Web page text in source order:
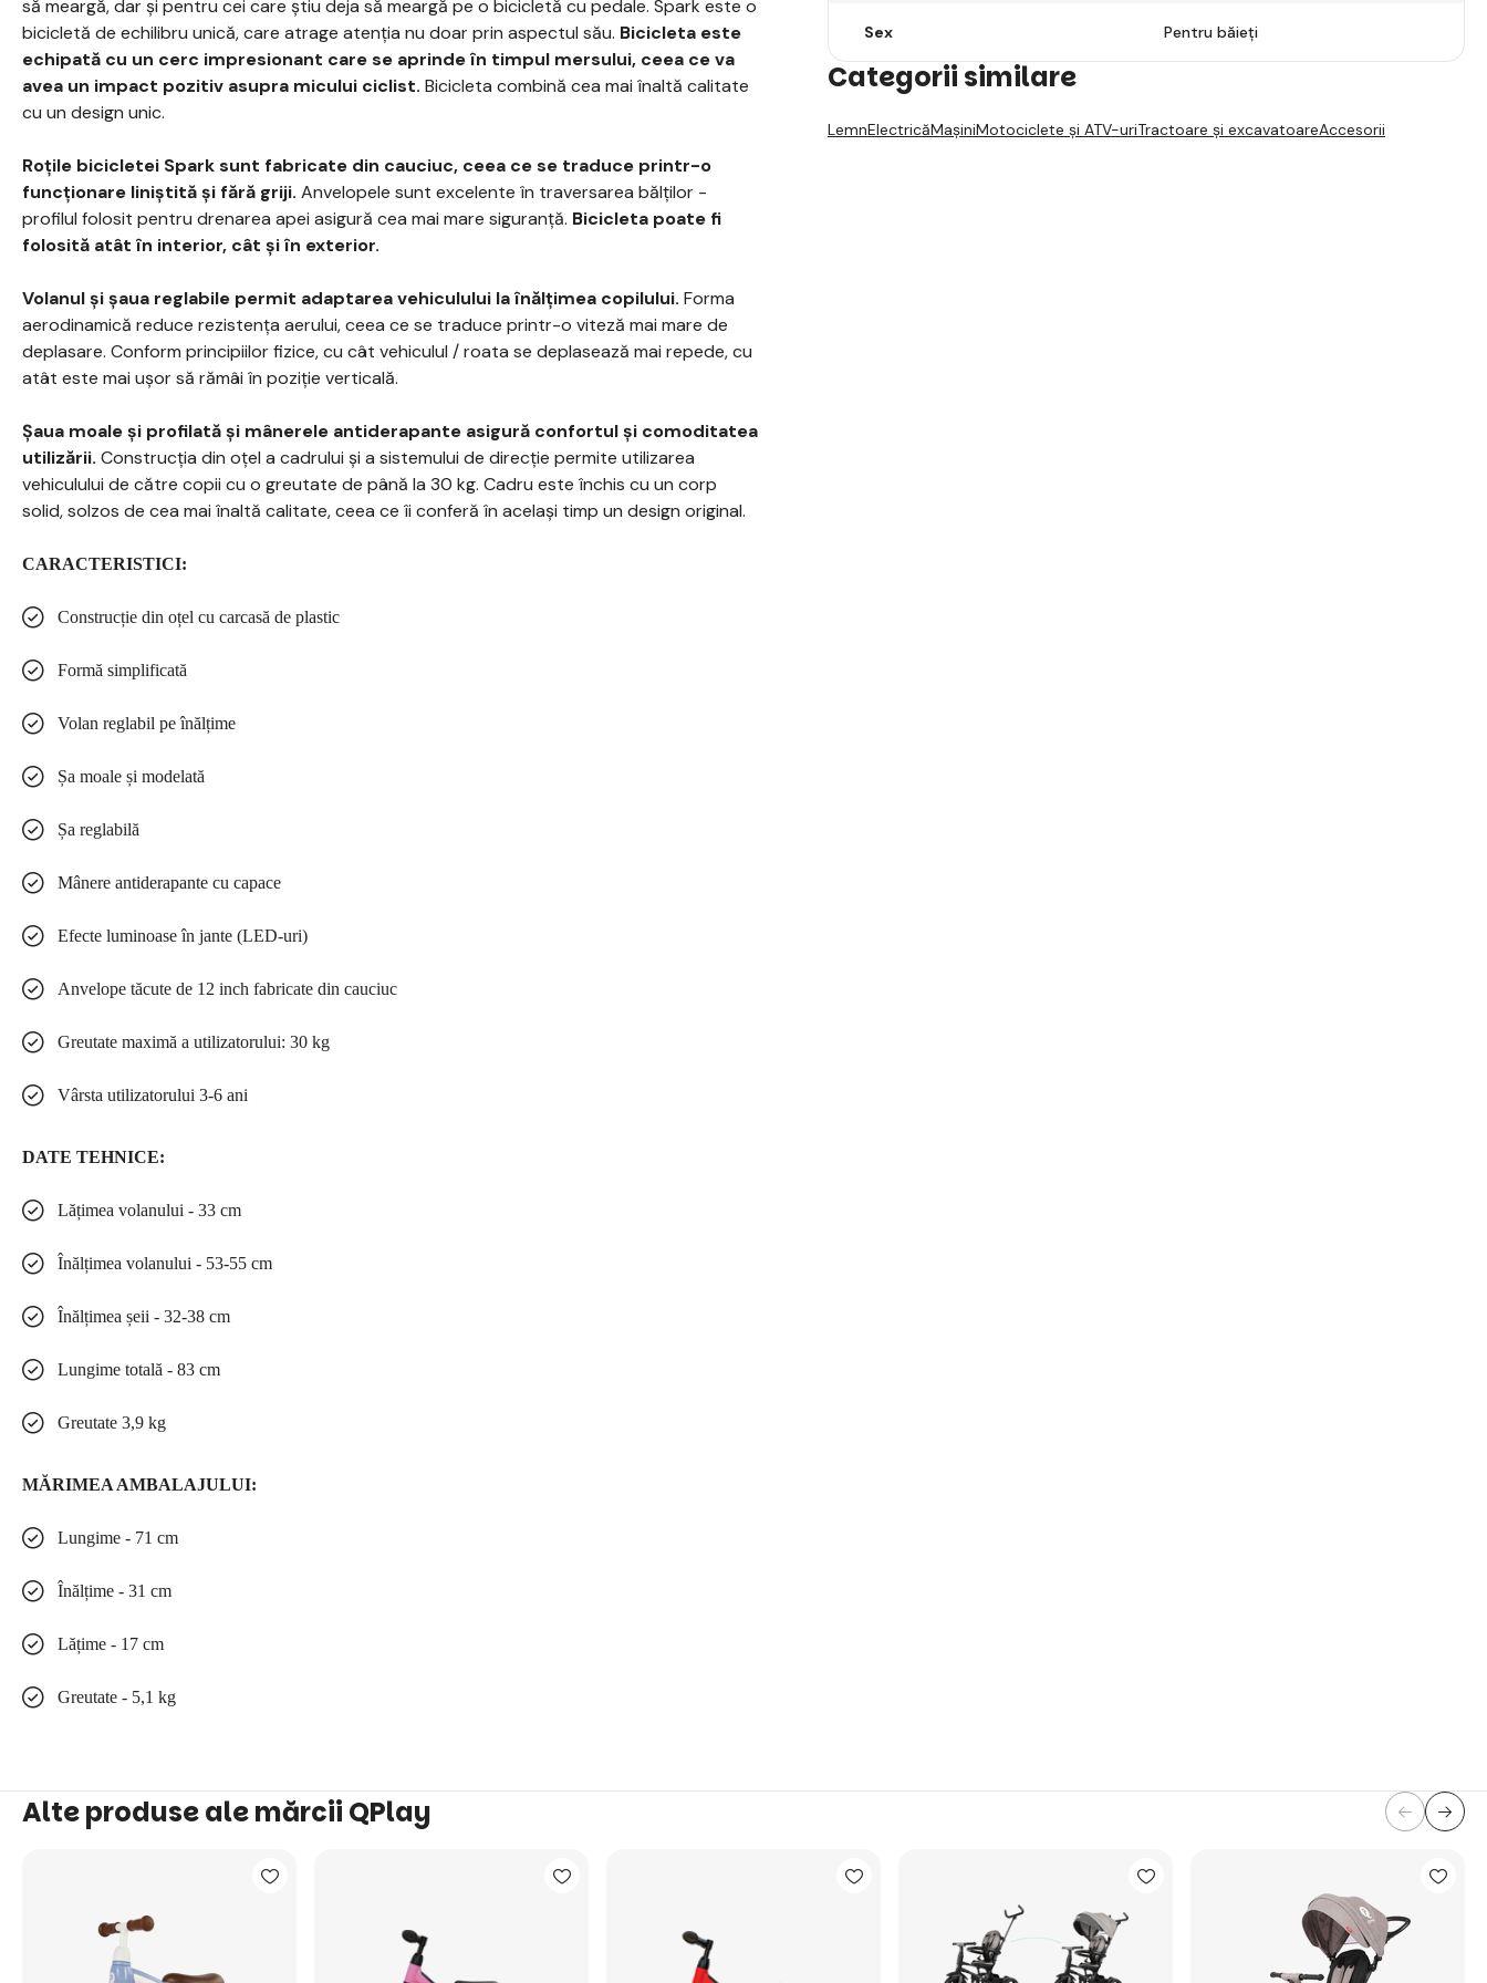
să meargă, dar și pentru cei care știu deja să meargă pe o bicicletă cu pedale. Spark este o
bicicletă de echilibru unică, care atrage atenția nu doar prin aspectul său. Bicicleta este
echipată cu un cerc impresionant care se aprinde în timpul mersului, ceea ce va
avea un impact pozitiv asupra micului ciclist. Bicicleta combină cea mai înaltă calitate
cu un design unic.
Roțile bicicletei Spark sunt fabricate din cauciuc, ceea ce se traduce printr-o
funcționare liniștită și fără griji. Anvelopele sunt excelente în traversarea bălților -
profilul folosit pentru drenarea apei asigură cea mai mare siguranță. Bicicleta poate fi
folosită atât în interior, cât și în exterior.
Volanul și șaua reglabile permit adaptarea vehiculului la înălțimea copilului. Forma
aerodinamică reduce rezistența aerului, ceea ce se traduce printr-o viteză mai mare de
deplasare. Conform principiilor fizice, cu cât vehiculul / roata se deplasează mai repede, cu
atât este mai ușor să rămâi în poziție verticală.
Șaua moale și profilată și mânerele antiderapante asigură confortul și comoditatea
utilizării. Construcția din oțel a cadrului și a sistemului de direcție permite utilizarea
vehiculului de către copii cu o greutate de până la 30 kg. Cadru este închis cu un corp
solid, solzos de cea mai înaltă calitate, ceea ce îi conferă în același timp un design original.
CARACTERISTICI:
Construcție din oțel cu carcasă de plastic
Formă simplificată
Volan reglabil pe înălțime
Șa moale și modelată
Șa reglabilă
Mânere antiderapante cu capace
Efecte luminoase în jante (LED-uri)
Anvelope tăcute de 12 inch fabricate din cauciuc
Greutate maximă a utilizatorului: 30 kg
Vârsta utilizatorului 3-6 ani
DATE TEHNICE:
Lățimea volanului - 33 cm
Înălțimea volanului - 53-55 cm
Înălțimea șeii - 32-38 cm
Lungime totală - 83 cm
Greutate 3,9 kg
MĂRIMEA AMBALAJULUI:
Lungime - 71 cm
Înălțime - 31 cm
Lățime - 17 cm
Greutate - 5,1 kg
Sex Pentru băieți
Categorii similare
LemnElectricăMașiniMotociclete și ATV-uriTractoare și excavatoareAccesorii
Alte produse ale mărcii QPlay